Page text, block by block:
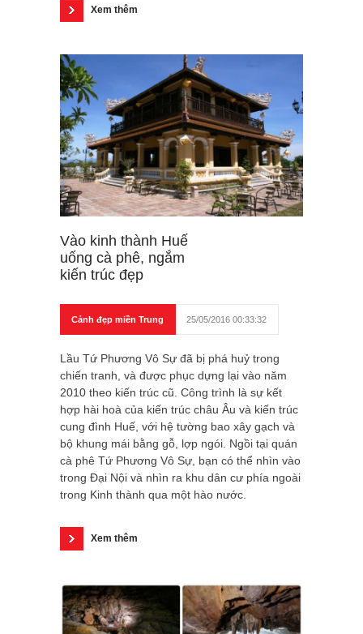
Xem thêm
Vào kinh thành Huế
uống cà phê, ngắm
kiến trúc đẹp
Cảnh đẹp miền Trung 25/05/2016 00:33:32
Lầu Tứ Phương Vô Sự đã bị phá huỷ trong
chiến tranh, và được phục dựng lại vào năm
2010 theo kiến trúc cũ. Công trình là sự kết
hợp hài hoà của kiến trúc châu Âu và kiến trúc
cung đình Huế, với hệ tường bao xây gạch và
bộ khung mái bằng gỗ, lợp ngói. Ngồi tại quán
cà phê Tứ Phương Vô Sự, bạn có thể nhìn vào
trong Đại Nội và nhìn ra khu dân cư phía ngoài
trong Kinh thành qua một hào nước.
Xem thêm